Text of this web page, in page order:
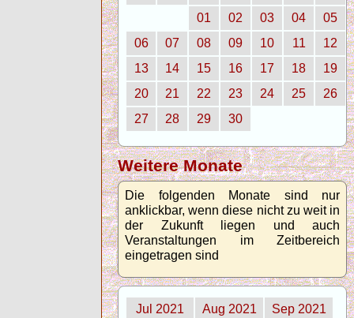
01
02 03 04
05
06
07 08 09 10 11
12
13
14 15 16 17 18
19
20
21 22 23 24 25
26
27
28 29 30
Weitere Monate
Die folgenden Monate sind nur
anklickbar, wenn diese nicht zu weit in
der Zukunft liegen und auch
Veranstaltungen im Zeitbereich
eingetragen sind
Jul 2021 Aug 2021
Sep 2021